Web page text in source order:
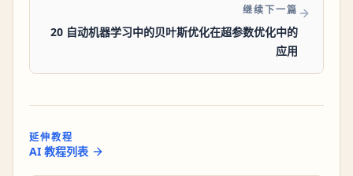
继续下一篇
20 自动机器学习中的贝叶斯优化在超参数优化中的
应用
延伸教程
AI 教程列表